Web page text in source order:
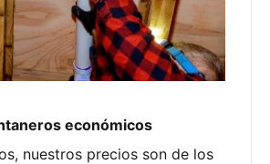
económicos
nuestros precios son de los